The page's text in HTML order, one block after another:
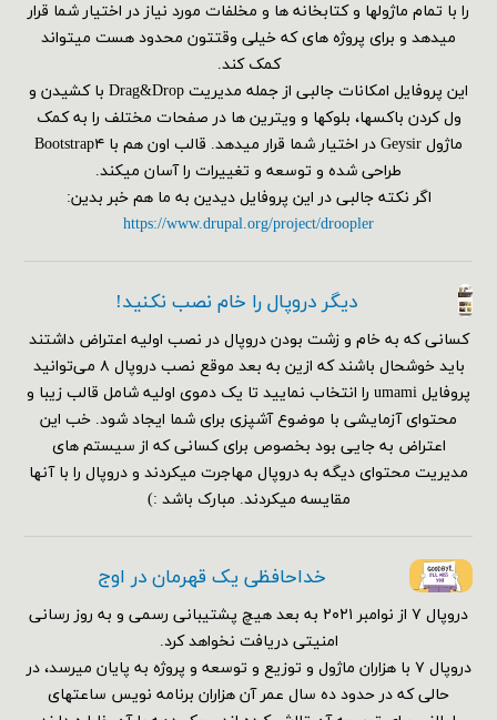
را با تمام ماژولها و کتابخانه ها و مخلفات مورد نیاز در اختیار شما قرار
میدهد و برای پروژه های که خیلی وقتتون محدود هست میتواند
کمک کند.
این پروفایل امکانات جالبی از جمله مدیریت Drag&Drop با کشیدن و
ول کردن باکسها، بلوکها و ویترین ها در صفحات مختلف را به کمک
ماژول Geysir در اختیار شما قرار میدهد. قالب اون هم با Bootstrap۴
طراحی شده و توسعه و تغییرات را آسان میکند.
اگر نکته جالبی در این پروفایل دیدین به ما هم خبر بدین:
https://www.drupal.org/project/droopler
دیگر دروپال را خام نصب نکنید!
کسانی که به خام و زشت بودن دروپال در نصب اولیه اعتراض داشتند
باید خوشحال باشند که ازین به بعد موقع نصب دروپال ۸ می‌توانید
پروفایل umami را انتخاب نمایید تا یک دموی اولیه شامل قالب زیبا و
محتوای آزمایشی با موضوع آشپزی برای شما ایجاد شود. خب این
اعتراض به جایی بود بخصوص برای کسانی که از سیستم های
مدیریت محتوای دیگه به دروپال مهاجرت میکردند و دروپال را با آنها
مقایسه میکردند. مبارک باشد :)
خداحافظی یک قهرمان در اوج
دروپال ۷ از نوامبر ۲۰۲۱ به بعد هیچ پشتیبانی رسمی و به روز رسانی
امنیتی دریافت نخواهد کرد.
دروپال ۷ با هزاران ماژول و توزیع و توسعه و پروژه به پایان میرسد، در
حالی که در حدود ده سال عمر آن هزاران برنامه نویس ساعتهای